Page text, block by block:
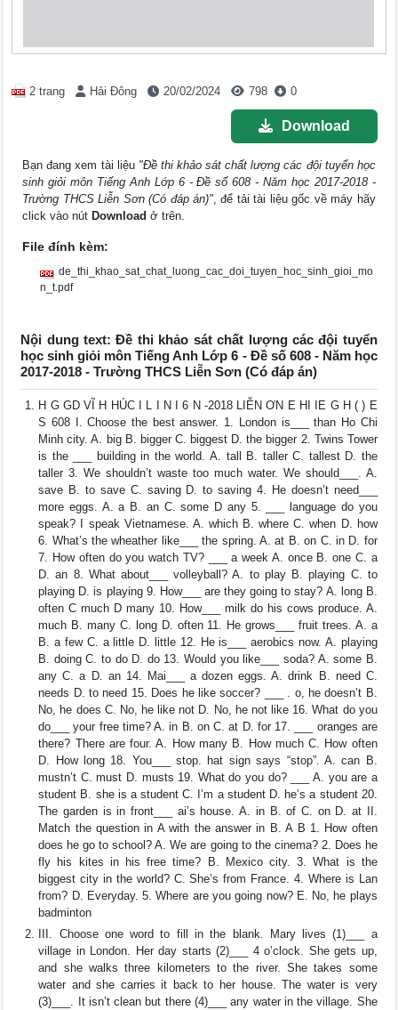
2 trang Hải Đông 20/02/2024 798 0
Download
Bạn đang xem tài liệu "Đề thi khảo sát chất lượng các đội tuyển học
sinh giỏi môn Tiếng Anh Lớp 6 - Đề số 608 - Năm học 2017-2018 -
Trường THCS Liễn Sơn (Có đáp án)", để tải tài liệu gốc về máy hãy
click vào nút Download ở trên.
File đính kèm:
de_thi_khao_sat_chat_luong_cac_doi_tuyen_hoc_sinh_gioi_mo
n_t.pdf
Nội dung text: Đề thi khảo sát chất lượng các đội tuyển
học sinh giỏi môn Tiếng Anh Lớp 6 - Đề số 608 - Năm học
2017-2018 - Trường THCS Liễn Sơn (Có đáp án)
H G GD VĨ H HÚC I L I N I 6 N -2018 LIỄN ƠN E HI IE G H ( ) E
S 608 I. Choose the best answer. 1. London is___ than Ho Chi
Minh city. A. big B. bigger C. biggest D. the bigger 2. Twins Tower
is the ___ building in the world. A. tall B. taller C. tallest D. the
taller 3. We shouldn’t waste too much water. We should___. A.
save B. to save C. saving D. to saving 4. He doesn’t need___
more eggs. A. a B. an C. some D any 5. ___ language do you
speak? I speak Vietnamese. A. which B. where C. when D. how
6. What’s the wheather like___ the spring. A. at B. on C. in D. for
7. How often do you watch TV? ___ a week A. once B. one C. a
D. an 8. What about___ volleyball? A. to play B. playing C. to
playing D. is playing 9. How___ are they going to stay? A. long B.
often C much D many 10. How___ milk do his cows produce. A.
much B. many C. long D. often 11. He grows___ fruit trees. A. a
B. a few C. a little D. little 12. He is___ aerobics now. A. playing
B. doing C. to do D. do 13. Would you like___ soda? A. some B.
any C. a D. an 14. Mai___ a dozen eggs. A. drink B. need C.
needs D. to need 15. Does he like soccer? ___ . o, he doesn’t B.
No, he does C. No, he like not D. No, he not like 16. What do you
do___ your free time? A. in B. on C. at D. for 17. ___ oranges are
there? There are four. A. How many B. How much C. How often
D. How long 18. You___ stop. hat sign says “stop”. A. can B.
mustn’t C. must D. musts 19. What do you do? ___ A. you are a
student B. she is a student C. I’m a student D. he’s a student 20.
The garden is in front___ ai’s house. A. in B. of C. on D. at II.
Match the question in A with the answer in B. A B 1. How often
does he go to school? A. We are going to the cinema? 2. Does he
fly his kites in his free time? B. Mexico city. 3. What is the
biggest city in the world? C. She’s from France. 4. Where is Lan
from? D. Everyday. 5. Where are you going now? E. No, he plays
badminton
III. Choose one word to fill in the blank. Mary lives (1)___ a
village in London. Her day starts (2)___ 4 o’clock. She gets up,
and she walks three kilometers to the river. She takes some
water and she carries it back to her house. The water is very
(3)___. It isn’t clean but there (4)___ any water in the village. She